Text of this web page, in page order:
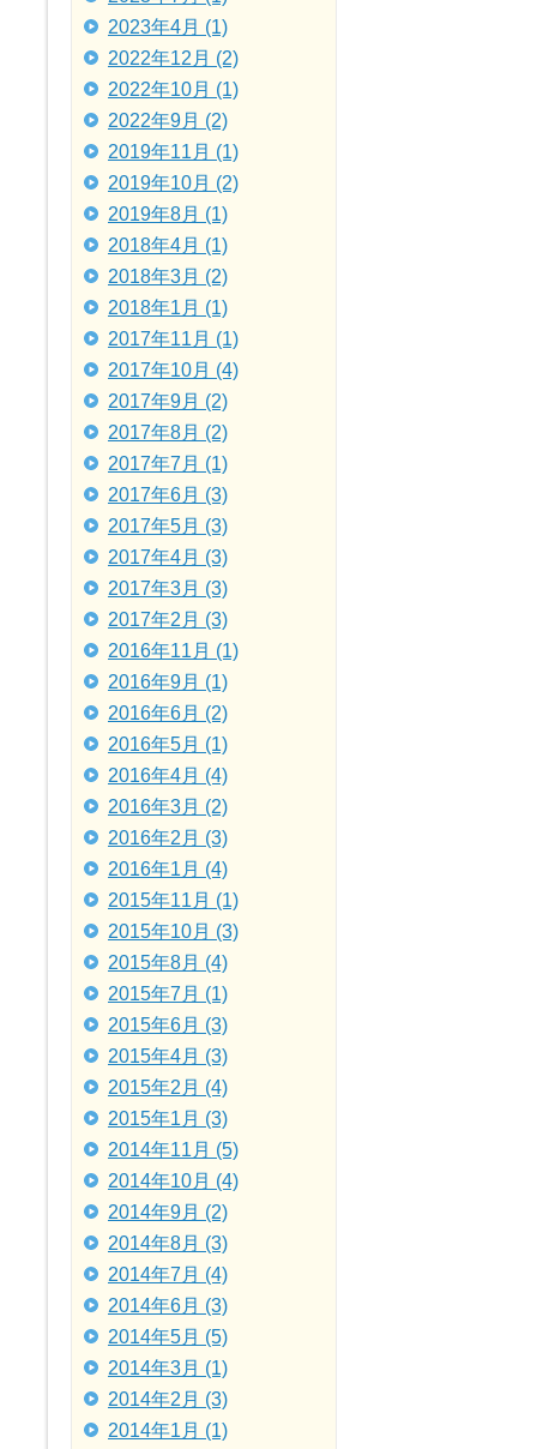
2023年4月 (1)
2022年12月 (2)
2022年10月 (1)
2022年9月 (2)
2019年11月 (1)
2019年10月 (2)
2019年8月 (1)
2018年4月 (1)
2018年3月 (2)
2018年1月 (1)
2017年11月 (1)
2017年10月 (4)
2017年9月 (2)
2017年8月 (2)
2017年7月 (1)
2017年6月 (3)
2017年5月 (3)
2017年4月 (3)
2017年3月 (3)
2017年2月 (3)
2016年11月 (1)
2016年9月 (1)
2016年6月 (2)
2016年5月 (1)
2016年4月 (4)
2016年3月 (2)
2016年2月 (3)
2016年1月 (4)
2015年11月 (1)
2015年10月 (3)
2015年8月 (4)
2015年7月 (1)
2015年6月 (3)
2015年4月 (3)
2015年2月 (4)
2015年1月 (3)
2014年11月 (5)
2014年10月 (4)
2014年9月 (2)
2014年8月 (3)
2014年7月 (4)
2014年6月 (3)
2014年5月 (5)
2014年3月 (1)
2014年2月 (3)
2014年1月 (1)